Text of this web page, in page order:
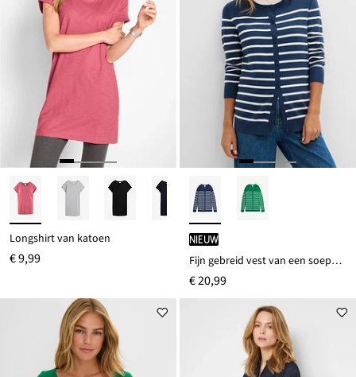
Longshirt van katoen
€ 9,99
Nieuw
Fijn gebreid vest van een soepele viscosemix
€ 20,99